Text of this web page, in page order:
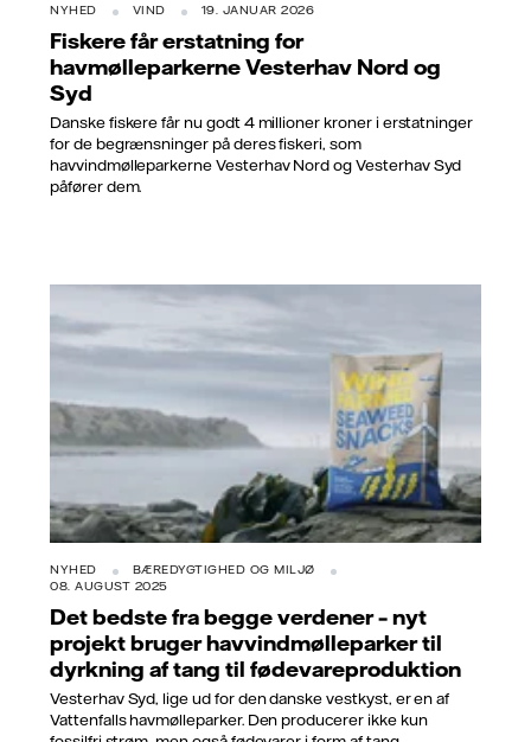
NYHED VIND 19. JANUAR 2026
Fiskere får erstatning for
havmølleparkerne Vesterhav Nord og
Syd
Danske fiskere får nu godt 4 millioner kroner i erstatninger
for de begrænsninger på deres fiskeri, som
havvindmølleparkerne Vesterhav Nord og Vesterhav Syd
påfører dem.
NYHED
BÆREDYGTIGHED OG MILJØ
08. AUGUST 2025
Det bedste fra begge verdener – nyt
projekt bruger havvindmølleparker til
dyrkning af tang til fødevareproduktion
Vesterhav Syd, lige ud for den danske vestkyst, er en af
Vattenfalls havmølleparker. Den producerer ikke kun